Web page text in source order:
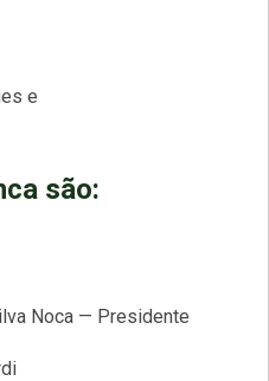
e
são:
Noca — Presidente